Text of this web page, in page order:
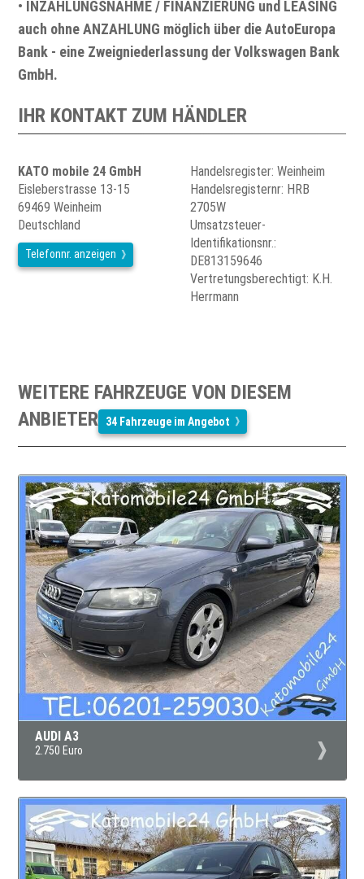
• INZAHLUNGSNAHME / FINANZIERUNG und LEASING
auch ohne ANZAHLUNG möglich über die AutoEuropa
Bank - eine Zweigniederlassung der Volkswagen Bank
GmbH.
IHR KONTAKT ZUM HÄNDLER
KATO mobile 24 GmbH
Eisleberstrasse 13-15
69469 Weinheim
Deutschland
Telefonnr. anzeigen
Handelsregister: Weinheim
Handelsregisternr: HRB
2705W
Umsatzsteuer-
Identifikationsnr.:
DE813159646
Vertretungsberechtigt: K.H.
Herrmann
WEITERE FAHRZEUGE VON DIESEM
ANBIETER 34 Fahrzeuge im Angebot
AUDI A3
2.750 Euro